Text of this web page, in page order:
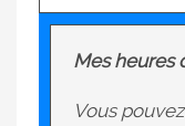
Mes heures
Vous